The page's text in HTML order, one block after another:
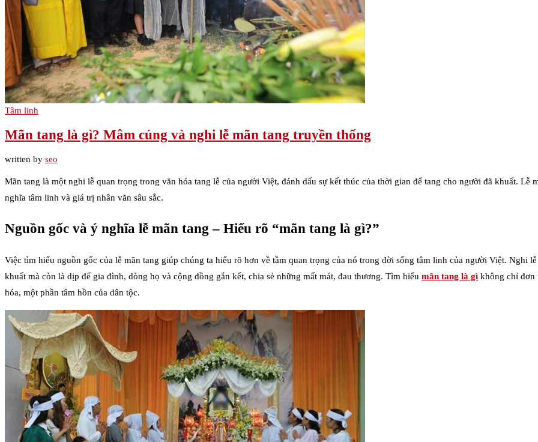
Tâm linh
Mãn tang là gì? Mâm cúng và nghi lễ mãn tang truyền thống
written by seo
Mãn tang là một nghi lễ quan trọng trong văn hóa tang lễ của người Việt, đánh dấu sự kết thúc của thời gian để tang cho người đã khuất.
nghĩa tâm linh và giá trị nhân văn sâu sắc.
Nguồn gốc và ý nghĩa lễ mãn tang – Hiểu rõ “mãn tang là gì?”
Việc tìm hiểu nguồn gốc của lễ mãn tang giúp chúng ta hiểu rõ hơn về tầm quan trọng của nó trong đời sống tâm linh của người Việt. Nghi
khuất mà còn là dịp để gia đình, dòng họ và cộng đồng gắn kết, chia sẻ những mất mát, đau thương. Tìm hiểu mãn tang là gì không chỉ đơn
hóa, một phần tâm hồn của dân tộc.